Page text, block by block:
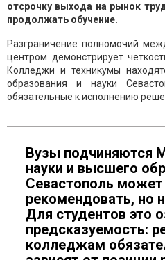
отсрочку выхода на рынок
продолжать обучение.
Разграничение полномочий
центром демонстрирует
Колледжи и техникумы
образования и науки
обязательные к исполнению
Вузы подчиняются
науки и высшего
Севастополь
рекомендовать, но
Для студентов это
предсказуемость:
колледжам